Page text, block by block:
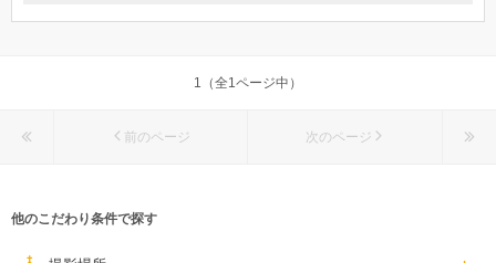
広島県福山市東深津町2丁目8-16
1（全1ページ中）
前のページ 次のページ
他のこだわり条件で探す